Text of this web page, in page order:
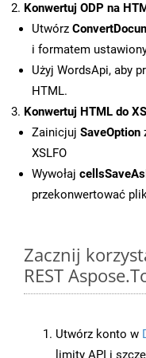
Konwertuj ODP na
Utwórz
i formatem
Użyj WordsApi, aby
HTML.
Konwertuj HTML do
Zainicjuj SaveOption
XSLFO
Wywołaj
przekonwertować
Zacznij
REST
Utwórz konto w
limity API i